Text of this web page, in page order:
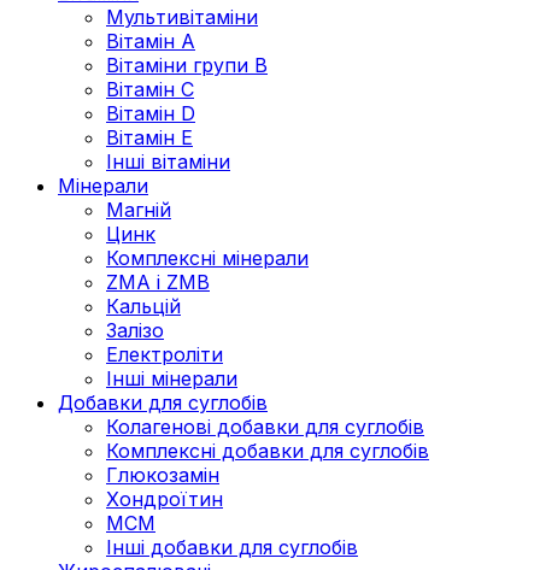
Мультивітаміни
Вітамін А
Вітаміни групи В
Вітамін C
Вітамін D
Вітамін Е
Інші вітаміни
Мінерали
Магній
Цинк
Комплексні мінерали
ZMA і ZMB
Кальцій
Залізо
Електроліти
Інші мінерали
Добавки для суглобів
Колагенові добавки для суглобів
Комплексні добавки для суглобів
Глюкозамін
Хондроїтин
МСМ
Інші добавки для суглобів